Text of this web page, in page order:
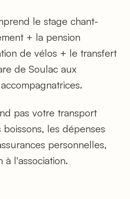
le stage chant-
+ la pension
de vélos + le transfert
de Soulac aux
pas votre transport
les dépenses
personnelles,
à l'association.